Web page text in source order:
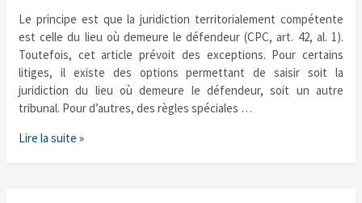
Le principe est que la juridiction territorialement compétente
est celle du lieu où demeure le défendeur (CPC, art. 42, al. 1).
Toutefois, cet article prévoit des exceptions. Pour certains
litiges, il existe des options permettant de saisir soit la
juridiction du lieu où demeure le défendeur, soit un autre
tribunal. Pour d’autres, des règles spéciales …
?
Lire la suite »